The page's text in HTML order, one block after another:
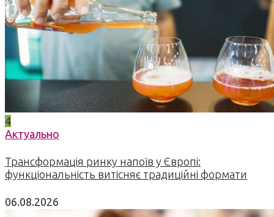
4
Актуально
Трансформація ринку напоїв у Європі:
функціональність витісняє традиційні формати
06.08.2026